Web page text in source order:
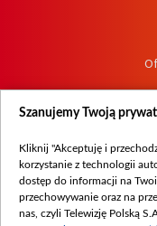
Szanujemy Twoją
Kliknij "Akceptuję i
korzystanie z technologii
dostęp do informacji na
przechowywanie oraz na
nas, czyli Telewizję Polską